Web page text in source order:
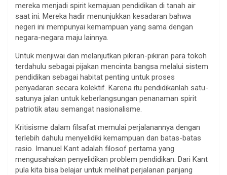
mereka menjadi spirit kemajuan pendidikan di tanah air
saat ini. Mereka hadir menunjukkan kesadaran bahwa
negeri ini mempunyai kemampuan yang sama dengan
negara-negara maju lainnya.
Untuk menjiwai dan melanjutkan pikiran-pikiran para tokoh
terdahulu sebagai pijakan mencinta bangsa melalui sistem
pendidikan sebagai habitat penting untuk proses
penyadaran secara kolektif. Karena itu pendidikanlah satu-
satunya jalan untuk keberlangsungan penanaman spirit
patriotik atau semangat nasionalisme.
Kritisisme dalam filsafat memulai perjalanannya dengan
terlebih dahulu menyelidiki kemampuan dan batas-batas
rasio. Imanuel Kant adalah filosof pertama yang
mengusahakan penyelidikan problem pendidikan. Dari Kant
pula kita bisa belajar untuk melihat perjalanan panjang